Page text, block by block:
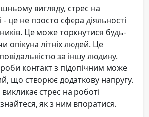
вигляду, стрес на
- це не просто сфера діяльності
Це може торкнутися будь-
опікуна літніх людей. Це
за іншу людину.
контакт з підопічним може
що створює додаткову напругу.
стрес на роботі
як з ним впоратися.